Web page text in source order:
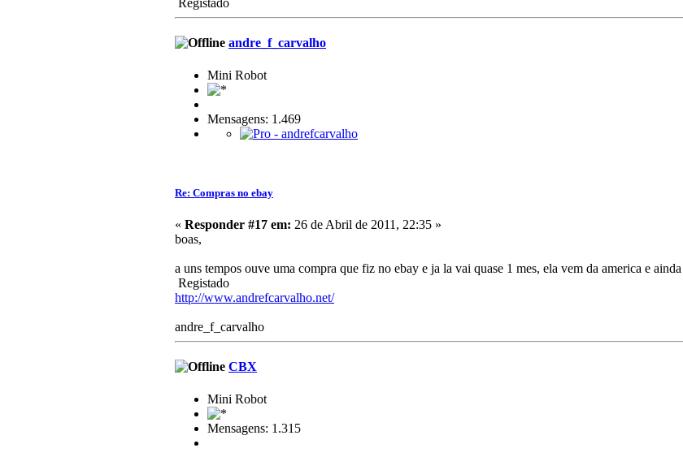
Registado
andre_f_carvalho
Mini Robot
Mensagens: 1.469
Re: Compras no ebay
« Responder #17 em: 26 de Abril de 2011, 22:35 »
boas,
a uns tempos ouve uma compra que fiz no ebay e ja la vai quase 1 mes, ela vem da america e
Registado
http://www.andrefcarvalho.net/
andre_f_carvalho
CBX
Mini Robot
Mensagens: 1.315